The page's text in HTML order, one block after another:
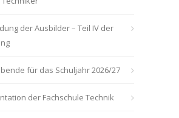
der Ausbilder – Teil IV der
für das Schuljahr 2026/27
der Fachschule Technik